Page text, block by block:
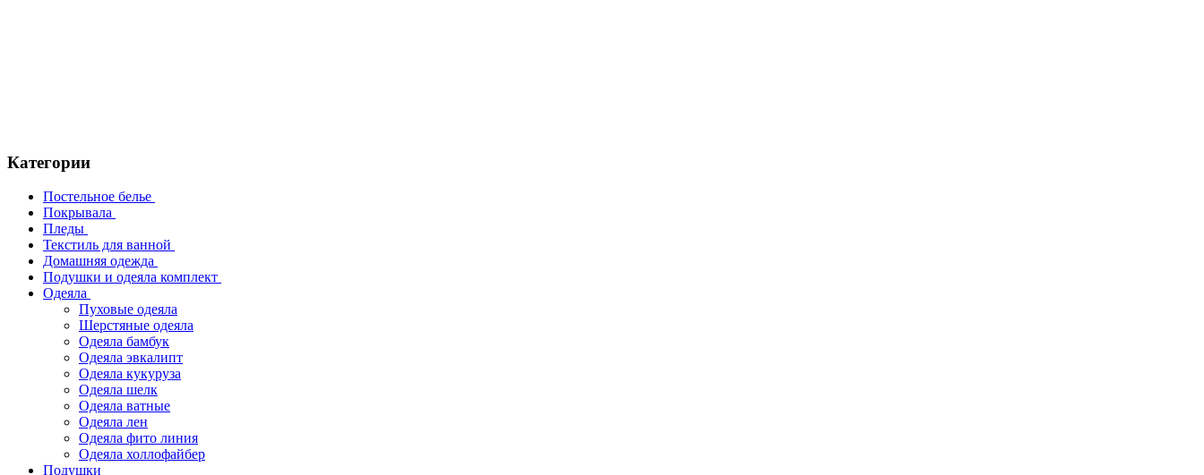
Категории
Постельное белье
Покрывала
Пледы
Текстиль для ванной
Домашняя одежда
Подушки и одеяла комплект
Одеяла
Пуховые одеяла
Шерстяные одеяла
Одеяла бамбук
Одеяла эвкалипт
Одеяла кукуруза
Одеяла шелк
Одеяла ватные
Одеяла лен
Одеяла фито линия
Одеяла холлофайбер
Подушки